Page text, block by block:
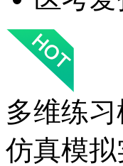
多维练
仿真模拟